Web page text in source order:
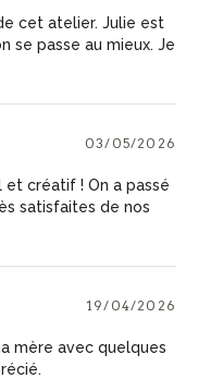
cet atelier. Julie est
se passe au mieux. Je
03/05/2026
créatif ! On a passé
satisfaites de nos
19/04/2026
mère avec quelques